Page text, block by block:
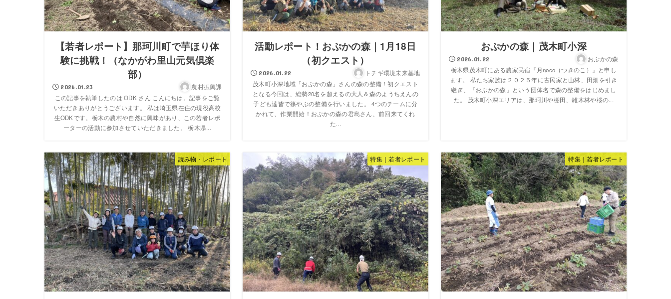
【若者レポート】那珂川町で芋ほり体
験に挑戦！（なかがわ里山元気倶楽
部）
2026.01.23 農村振興課
この記事を執筆したのは ODK さん こんにちは。記事をご覧
いただきありがとうございます。 私は埼玉県在住の現役高校
生ODKです。栃木の農村や自然に興味があり、この若者レポ
ーターの活動に参加させていただきました。 栃木県...
活動レポート！おぷかの森｜1月18日
（初クエスト）
2026.01.22 トチギ環境未来基地
茂木町小深地域「おぷかの森」さんの森の整備！初クエスト
となる今回は、総勢20名を超えるの大人＆森のようちえんの
子ども達皆で篠やぶの整備を行いました。 4つのチームに分
かれて、作業開始！おぷかの森の君島さん、前回来てくれ
た...
おぷかの森｜茂木町小深
2026.01.22 おぷかの森
栃木県茂木町にある農家民宿『月noco（つきのこ）』と申し
ます。 私たち家族は２０２５年に古民家と山林、田畑を引き
継ぎ、『おぷかの森』という団体名で森の整備をはじめまし
た。 茂木町小深エリアは、那珂川や棚田、雑木林や桜の...
読み物・レポート 特集｜若者レポート 特集｜若者レポート